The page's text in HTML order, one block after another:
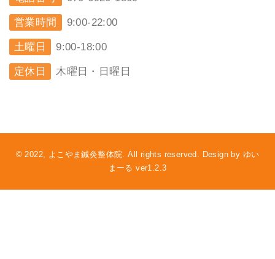
営業時間 9:00-22:00
土曜日 9:00-18:00
定休日 木曜日・日曜日
© 2022, よこやま鍼灸整体院. All rights reserved. Design by ゆい
まーる ver1.2.3